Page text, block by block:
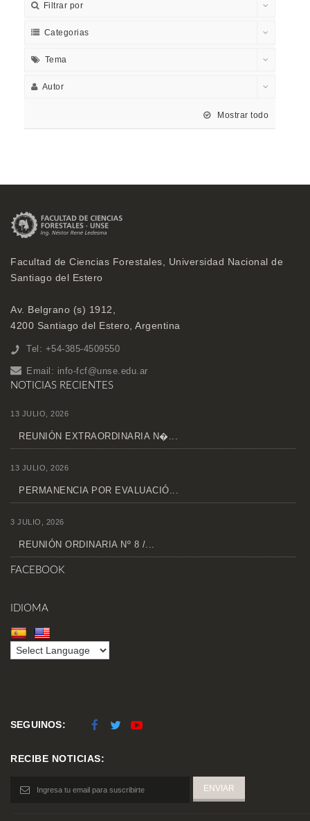
Filtrar por
Categorias
Tema
Autor
Mostrar todo
Facultad de Ciencias Forestales, Universidad Nacional de
Santiago del Estero
Av. Belgrano (s) 1912,
4200 Santiago del Estero, Argentina
Tel: +54-385-4509550
Email: info-fcf@unse.edu.ar
NOTICIAS RECIENTES
13 JULIO, 2026
REUNIÓN EXTRAORDINARIA N�...
13 JULIO, 2026
PERMANENCIA POR EVALUACIÓ...
3 JULIO, 2026
REUNIÓN ORDINARIA Nº 8 /...
FACEBOOK
IDIOMA
SEGUINOS:
RECIBE NOTICIAS: